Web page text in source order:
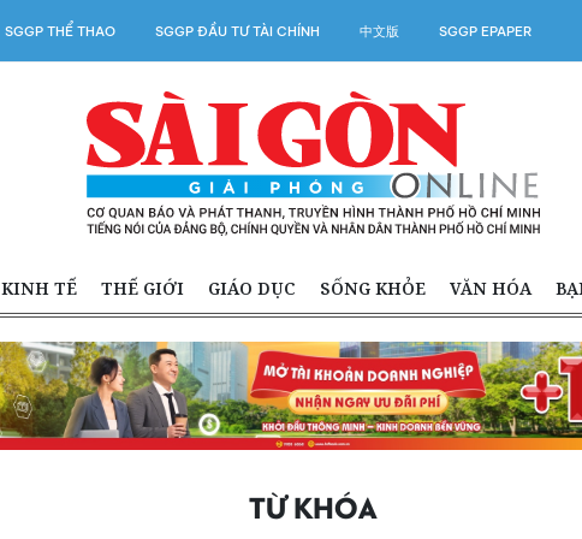
SGGP THỂ THAO SGGP ĐẦU TƯ TÀI CHÍNH 中文版 SGGP EPAPER
KINH TẾ THẾ GIỚI GIÁO DỤC SỐNG KHỎE VĂN HÓA
TỪ KHÓA